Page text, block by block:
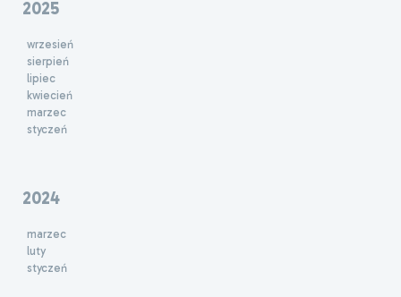
2025
wrzesień
sierpień
lipiec
kwiecień
marzec
styczeń
2024
marzec
luty
styczeń